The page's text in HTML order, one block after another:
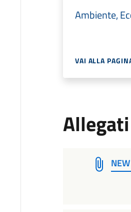
Ambiente,
VAI ALLA
Allegati